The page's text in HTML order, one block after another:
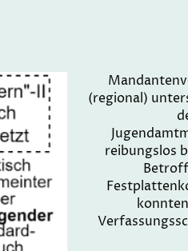
(regional)
reibungslos